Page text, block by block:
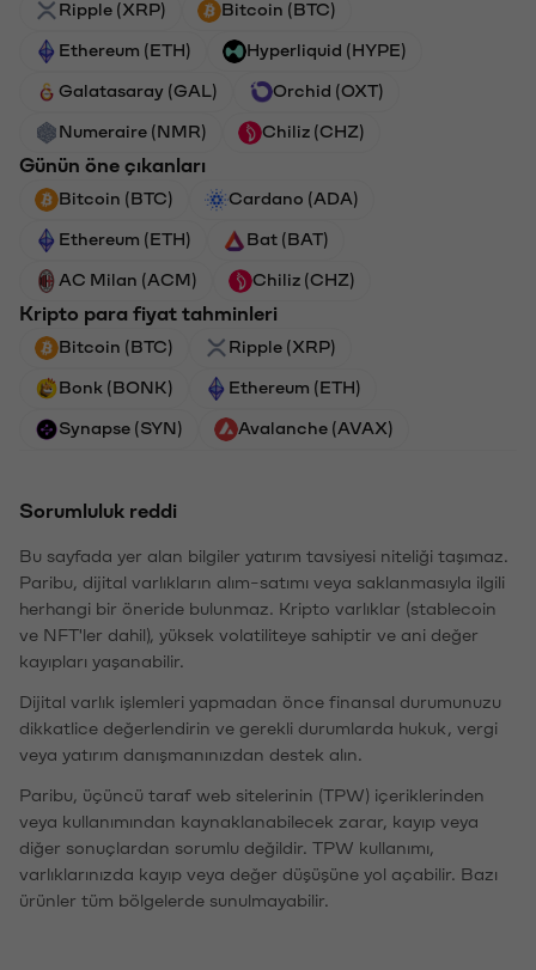
Ripple (XRP) Bitcoin (BTC)
Ethereum (ETH) Hyperliquid (HYPE)
Galatasaray (GAL) Orchid (OXT)
Numeraire (NMR) Chiliz (CHZ)
Günün öne çıkanları
Bitcoin (BTC) Cardano (ADA)
Ethereum (ETH) Bat (BAT)
AC Milan (ACM) Chiliz (CHZ)
Kripto para fiyat tahminleri
Bitcoin (BTC) Ripple (XRP)
Bonk (BONK) Ethereum (ETH)
Synapse (SYN) Avalanche (AVAX)
Sorumluluk reddi
Bu sayfada yer alan bilgiler yatırım tavsiyesi niteliği taşımaz.
Paribu, dijital varlıkların alım-satımı veya saklanmasıyla ilgili
herhangi bir öneride bulunmaz. Kripto varlıklar (stablecoin
ve NFT'ler dahil), yüksek volatiliteye sahiptir ve ani değer
kayıpları yaşanabilir.
Dijital varlık işlemleri yapmadan önce finansal durumunuzu
dikkatlice değerlendirin ve gerekli durumlarda hukuk, vergi
veya yatırım danışmanınızdan destek alın.
Paribu, üçüncü taraf web sitelerinin (TPW) içeriklerinden
veya kullanımından kaynaklanabilecek zarar, kayıp veya
diğer sonuçlardan sorumlu değildir. TPW kullanımı,
varlıklarınızda kayıp veya değer düşüşüne yol açabilir. Bazı
ürünler tüm bölgelerde sunulmayabilir.